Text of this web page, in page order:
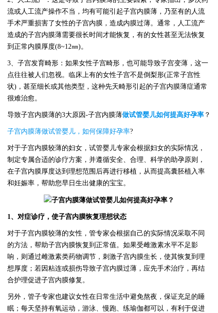
流或人工流产操作不当，均有可能引起子宫内膜薄，乃至有的人流
手术严重损害了女性的子宫内膜，造成内膜过薄。通常，人工流产
造成的子宫内膜薄需要很长时间才能恢复，有的女性甚至无法恢复
到正常内膜厚度(8~12㎜)。
3、子宫发育畸形：如果女性子宫畸形，也可能导致子宫变薄，这一
点往往被人们忽视。临床上有的女性子宫不是倒梨形(正常子宫性
状)，甚至细长或其他类型，这种先天畸形引起的子宫内膜薄症通常
很难治愈。
导致子宫内膜薄的3大原因-子宫内膜薄做试管婴儿如何提高好孕率 ？
子宫内膜薄做试管婴儿，如何保障好孕率?
对于子宫内膜较薄的妇女，试管婴儿专家会根据妇女的实际情况，
制定专属合适的诊疗方案，并遵循安全、合理、科学的助孕原则，
在子宫内膜厚度达到理想范围后再进行移植，从而提高囊胚植入率
和妊娠率，帮助您早日生出健康的宝宝。
1、对症诊疗，使子宫内膜恢复理想状态
对于子宫内膜较薄的女性，管专家会根据自己的实际情况采取不同
的方法，帮助子宫内膜恢复到正常值。如果受雌激素水平不足影
响，则通过雌激素类药物调节，刺激子宫内膜生长，使其恢复到理
想厚度；若因粘连或损伤导致子宫内膜过薄，应先手术治疗，再结
合护理促进子宫内膜修复。
另外，管子专家也建议女性在日常生活中避免熬夜，保证充足的睡
眠；每天坚持有氧运动，游泳、慢跑、练瑜伽都可以，有利于促进